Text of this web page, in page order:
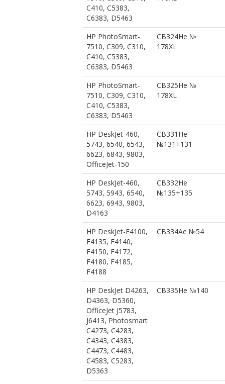
C410, C5383,
C6383, D5463
HP PhotoSmart-
7510, C309, C310,
C410, C5383,
C6383, D5463
CB324He №
178XL
HP PhotoSmart-
7510, C309, C310,
C410, C5383,
C6383, D5463
CB325He №
178XL
HP DeskJet-460,
5743, 6540, 6543,
6623, 6843, 9803,
OfficeJet-150
CB331He
№131+131
HP DeskJet-460,
5743, 5943, 6540,
6623, 6943, 9803,
D4163
CB332He
№135+135
HP DeskJet-F4100,
F4135, F4140,
F4150, F4172,
F4180, F4185,
F4188
CB334Ae №54
HP DeskJet D4263,
D4363, D5360,
OfficeJet J5783,
J6413, Photosmart
C4273, C4283,
C4343, C4383,
C4473, C4483,
C4583, C5283,
D5363
CB335He №140